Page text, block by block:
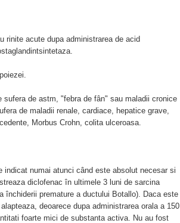
rinite acute dupa administrarea de acid
de astm, "febra de fân" sau maladii cronice
de maladii renale, cardiace, hepatice grave,
Morbus Crohn, colita ulceroasa.
indicat numai atunci când este absolut necesar si
diclofenac în ultimele 3 luni de sarcina
închiderii premature a ductului Botallo). Daca este
deoarece dupa administrarea orala a 150
foarte mici de substanta activa. Nu au fost